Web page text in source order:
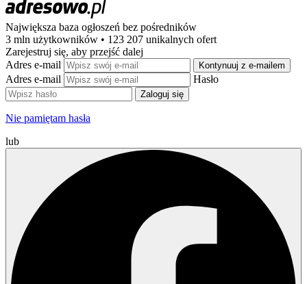
Największa baza ogłoszeń bez pośredników
3 mln użytkowników • 123 207 unikalnych ofert
Zarejestruj się, aby przejść dalej
Adres e-mail
Kontynuuj z e-mailem
Adres e-mail Hasło
Zaloguj się
Nie pamiętam hasła
lub